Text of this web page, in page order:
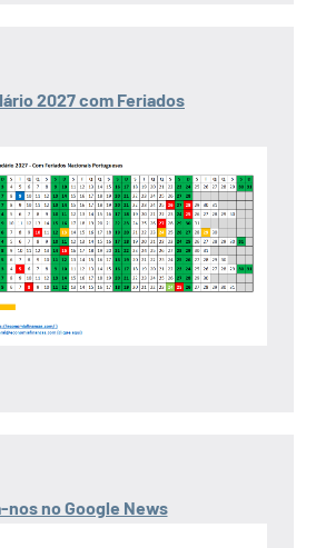
2027 com Feriados
nos no Google News